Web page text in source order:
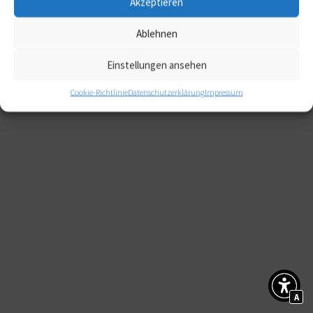
Ablehnen
Einstellungen ansehen
Cookie-RichtlinieDatenschutzerklärungImpressum
A